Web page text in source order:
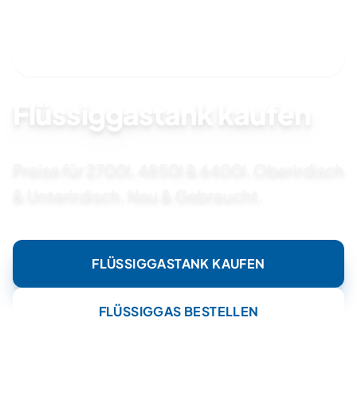
Flüssiggastank kaufen
FLÜSSIGGASTANK KAUFEN
FLÜSSIGGAS BESTELLEN